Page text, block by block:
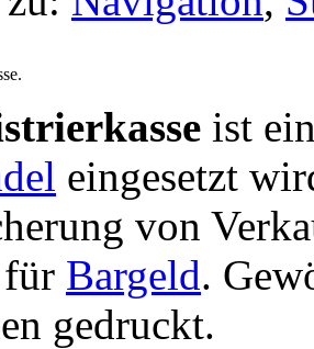
ist
eingesetzt
von
Bargeld.
gedruckt.